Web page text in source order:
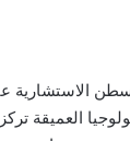
العميقة